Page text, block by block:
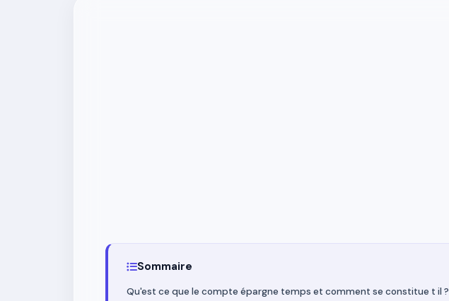
Sommaire
Qu'est ce que le compte épargne temps et comment se constitue t il ?